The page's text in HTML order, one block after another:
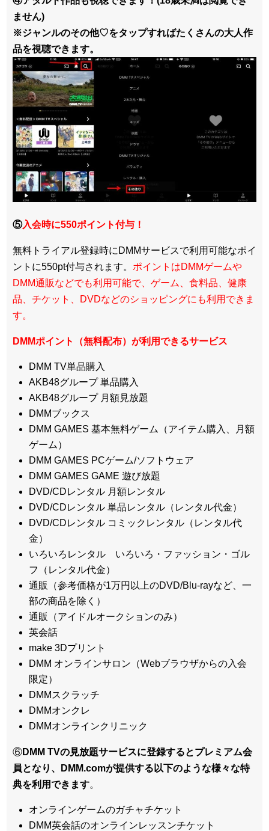
ません)
※ジャンルのその他♡をタップすればたくさんの大人作
品を視聴できます。
⑤入会時に550ポイント付与！
無料トライアル登録時にDMMサービスで利用可能なポイ
ントに550pt付与されます。 ポイントはDMMゲームや
DMM通販などでも利用可能で、ゲーム、食料品、健康
品、チケット、DVDなどのショッピングにも利用できま
す。
DMMポイント（無料配布）が利用できるサービス
DMM TV単品購入
AKB48グループ 単品購入
AKB48グループ 月額見放題
DMMブックス
DMM GAMES 基本無料ゲーム（アイテム購入、月額
ゲーム）
DMM GAMES PCゲーム/ソフトウェア
DMM GAMES GAME 遊び放題
DVD/CDレンタル 月額レンタル
DVD/CDレンタル 単品レンタル（レンタル代金）
DVD/CDレンタル コミックレンタル（レンタル代
金）
いろいろレンタル いろいろ・ファッション・ゴル
フ（レンタル代金）
通販（参考価格が1万円以上のDVD/Blu-rayなど、一
部の商品を除く）
通販（アイドルオークションのみ）
英会話
make 3Dプリント
DMM オンラインサロン（Webブラウザからの入会
限定）
DMMスクラッチ
DMMオンクレ
DMMオンラインクリニック
⑥DMM TVの見放題サービスに登録するとプレミアム会
員となり、DMM.comが提供する以下のような様々な特
典を利用できます。
オンラインゲームのガチャチケット
DMM英会話のオンラインレッスンチケット